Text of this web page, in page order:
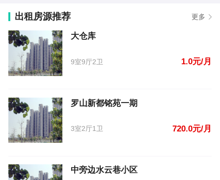
出租房源推荐 更多
大仓库
9室9厅2卫 1.0元/月
罗山新都铭苑一期
3室2厅1卫 720.0元/月
中旁边水云巷小区